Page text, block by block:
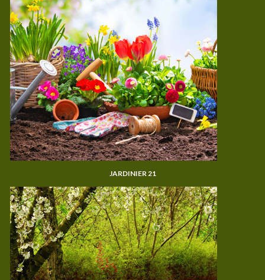
JARDINIER 21